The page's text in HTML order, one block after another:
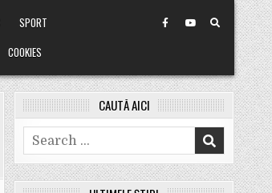
SPORT
COOKIES
CAUTĂ AICI
Search
for: